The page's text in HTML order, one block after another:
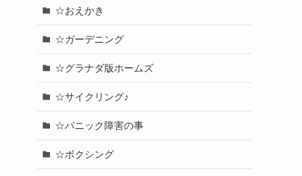
☆おえかき
☆ガーデニング
☆グラナダ版ホームズ
☆サイクリング♪
☆パニック障害の事
☆ボクシング